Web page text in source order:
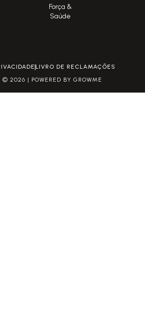
Força &
Saúde
LIVRO DE RECLAMAÇÕES
© 2026 | POWERED BY GROWME